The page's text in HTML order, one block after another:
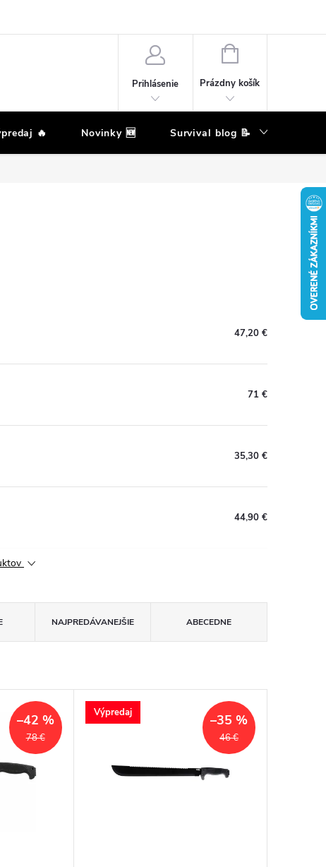
Prihlásenie
NÁKUPNÝ
Prázdny košík
🔥 Novinky 🆕 Survival blog 📝
47,20 €
71 €
35,30 €
44,90 €
NAJPREDÁVANEJŠIE ABECEDNE
78 €
–42 % Výpredaj
46 €
–35 %